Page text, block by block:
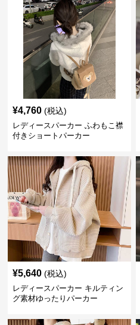
¥4,760 (税込)
レディースパーカー ふわもこ襟
付きショートパーカー
¥5,640 (税込)
レディースパーカー キルティン
グ素材ゆったりパーカー